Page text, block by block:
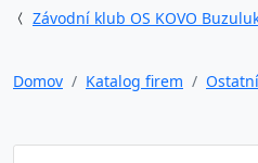
Závodní klub OS KOVO
Domov
Katalog firem Ostatní